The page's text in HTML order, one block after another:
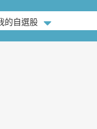
的自選股